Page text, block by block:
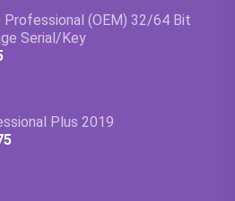
Professional (OEM) 32/64 Bit
Serial/Key
Plus 2019